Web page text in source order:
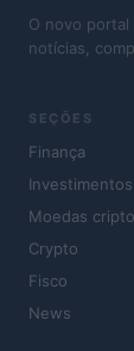
O novo portal
notícias,
SEÇÕES
Finança
Investimentos
Moedas
Crypto
Fisco
News